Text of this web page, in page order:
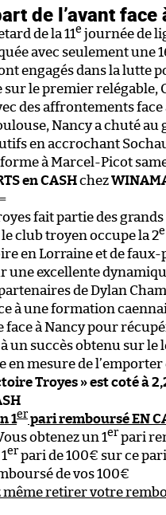
de l’avant face
de la 11e journée de
avec seulement une
engagés dans la lutte
sur le premier
des affrontements face
Nancy a chuté au
en accrochant
à Marcel-Picot
en CASHchez
fait partie des
le club troyen occupe la 2e
en Lorraine et de
une excellente
de Dylan
à une formation
face à Nancy pour
un succès obtenu sur le
en mesure de
Troyes » est coté à
1er pari remboursé EN
obtenez un 1er pari
er pari de 100€ sur ce
de vos 100€
même retirer votre